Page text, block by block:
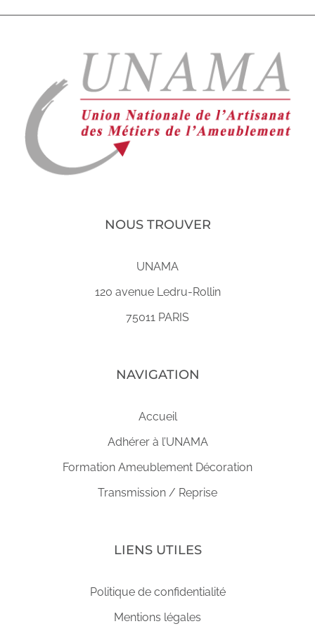
NOUS TROUVER
UNAMA
120 avenue Ledru-Rollin
75011 PARIS
NAVIGATION
Accueil
Adhérer à l’UNAMA
Formation Ameublement Décoration
Transmission / Reprise
LIENS UTILES
Politique de confidentialité
Mentions légales